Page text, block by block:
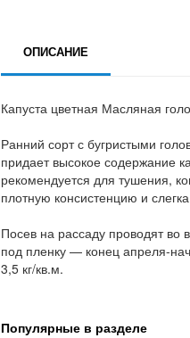
ОПИСАНИЕ
Капуста цветная Масляная
Ранний сорт с бугристыми
придает высокое содержание
рекомендуется для тушения,
плотную консистенцию и
Посев на рассаду проводят во
под пленку — конец апреля-
3,5 кг/кв.м.
Популярные в разделе